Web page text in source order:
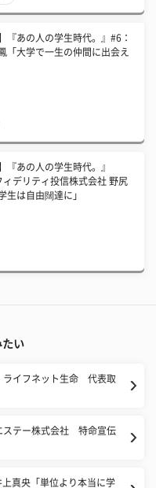
『あの人の学生時代。』#6：
「大学で一生の仲間に出会え
『あの人の学生時代。』
デリティ投信株式会社 野尻
生は自由闊達に」
たい
ライフネット生命 代表取
ステー株式会社 特命宣伝
上真央「単位より本当に学